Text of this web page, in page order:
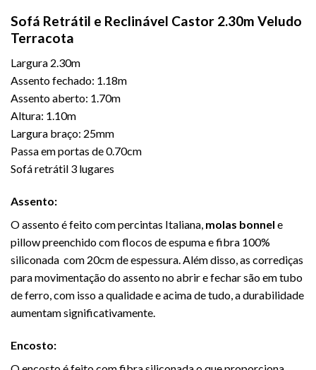
Sofá Retrátil e Reclinável Castor 2.30m Veludo
Terracota
Largura 2.30m
Assento fechado: 1.18m
Assento aberto: 1.70m
Altura: 1.10m
Largura braço: 25mm
Passa em portas de 0.70cm
Sofá retrátil 3 lugares
Assento:
O assento é feito com percintas Italiana, molas bonnel e
pillow preenchido com flocos de espuma e fibra 100%
siliconada com 20cm de espessura. Além disso, as corrediças
para movimentação do assento no abrir e fechar são em tubo
de ferro, com isso a qualidade e acima de tudo, a durabilidade
aumentam significativamente.
Encosto: